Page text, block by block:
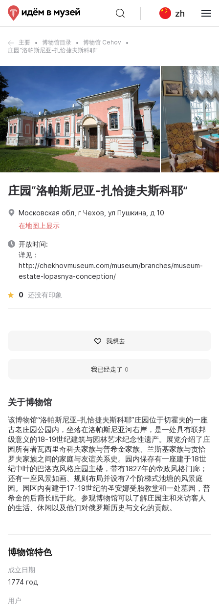
zh
主要 博物馆目录
博物馆 Cehov
庄园“洛帕斯尼亚-扎恰捷夫斯科耶”
关于博物馆
该博物馆“洛帕斯尼亚-扎恰捷夫斯科耶”庄园位于切霍夫的一座
古老庄园公园内，坐落在洛帕斯尼亚河右岸，是一处具有联邦
级意义的18-19世纪建筑与园林艺术纪念性遗产。展览介绍了庄
园所有者瓦西里奇科夫家族与普希金家族、兰斯基家族与贡恰
罗夫家族之间的家庭与友谊关系史。园内保存有一座建于18世
纪中叶的巴洛克风格庄园主楼，带有1827年的帝政风格门廊；
还有一座风景如画、规则布局并设有7个阶梯式池塘的风景庭
园。园区内有建于17-19世纪的圣安娜受胎教堂和一处墓园，普
希金的后裔长眠于此。参观博物馆可以了解庄园主和来访客人
的生活、休闲以及他们对俄罗斯历史与文化的贡献。
博物馆特色
成立日期
1774 год
用户
庄园“洛帕斯尼亚-扎恰捷夫斯科耶”
Московская обл, г Чехов, ул Пушкина, д 10
在地图上显示
开放时间:
详见：
http://chekhovmuseum.com/museum/branches/museum-
estate-lopasnya-conception/
0 还没有印象
我想去
我已经走了 0